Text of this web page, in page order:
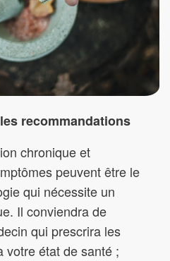
recommandations
chronique et
peuvent être le
qui nécessite un
Il conviendra de
qui prescrira les
votre état de santé ;